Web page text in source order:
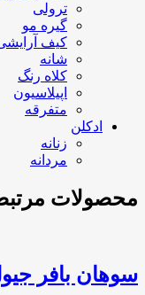
ترولی
گیره مو
کیف
شانه
کلاه رنگ
اپیلاسیون
متفرقه
ادکلن
زنانه
مردانه
محصولات
سوهان بافر